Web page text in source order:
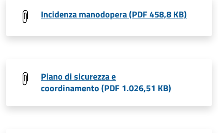
Incidenza manodopera (PDF 458,8 KB)
Piano di sicurezza e
coordinamento (PDF 1.026,51 KB)